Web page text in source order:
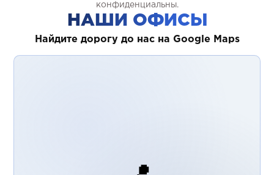
конфиденциальны.
НАШИ ОФИСЫ
Найдите дорогу до нас на Google Maps